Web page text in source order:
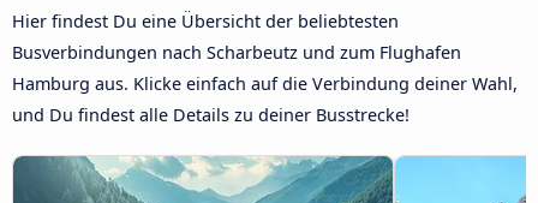
Hier findest Du eine Übersicht der beliebtesten
Busverbindungen nach Scharbeutz und zum Flughafen
Hamburg aus. Klicke einfach auf die Verbindung deiner Wahl,
und Du findest alle Details zu deiner Busstrecke!